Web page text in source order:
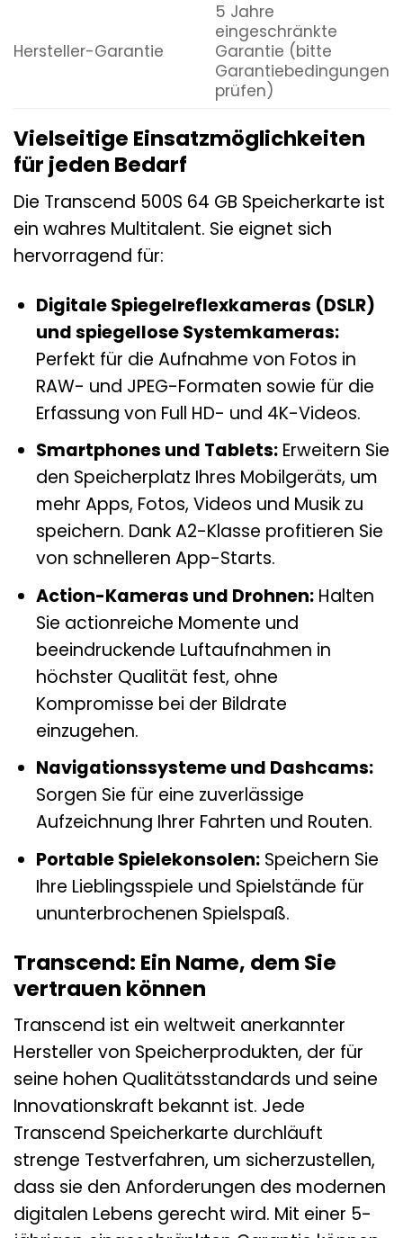
Hersteller-Garantie
5 Jahre
eingeschränkte
Garantie (bitte
Garantiebedingungen
prüfen)
Vielseitige Einsatzmöglichkeiten
für jeden Bedarf
Die Transcend 500S 64 GB Speicherkarte ist
ein wahres Multitalent. Sie eignet sich
hervorragend für:
Digitale Spiegelreflexkameras (DSLR)
und spiegellose Systemkameras:
Perfekt für die Aufnahme von Fotos in
RAW- und JPEG-Formaten sowie für die
Erfassung von Full HD- und 4K-Videos.
Smartphones und Tablets:Erweitern Sie
den Speicherplatz Ihres Mobilgeräts, um
mehr Apps, Fotos, Videos und Musik zu
speichern. Dank A2-Klasse profitieren Sie
von schnelleren App-Starts.
Action-Kameras und Drohnen:Halten
Sie actionreiche Momente und
beeindruckende Luftaufnahmen in
höchster Qualität fest, ohne
Kompromisse bei der Bildrate
einzugehen.
Navigationssysteme und Dashcams:
Sorgen Sie für eine zuverlässige
Aufzeichnung Ihrer Fahrten und Routen.
Portable Spielekonsolen:Speichern Sie
Ihre Lieblingsspiele und Spielstände für
ununterbrochenen Spielspaß.
Transcend: Ein Name, dem Sie
vertrauen können
Transcend ist ein weltweit anerkannter
Hersteller von Speicherprodukten, der für
seine hohen Qualitätsstandards und seine
Innovationskraft bekannt ist. Jede
Transcend Speicherkarte durchläuft
strenge Testverfahren, um sicherzustellen,
dass sie den Anforderungen des modernen
digitalen Lebens gerecht wird. Mit einer 5-